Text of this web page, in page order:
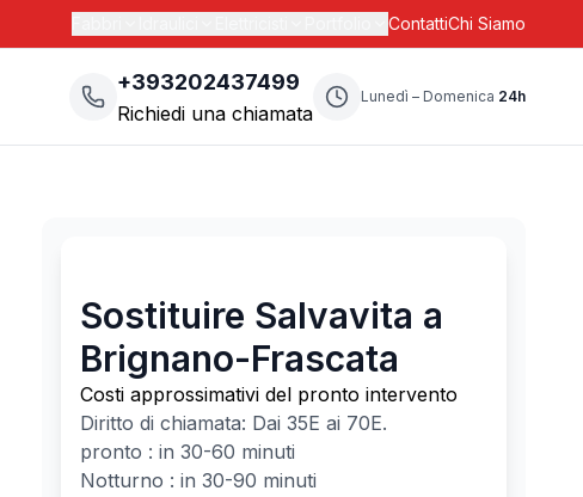
ContattiChi Siamo
+393202437499
Richiedi una chiamata
Lunedì – Domenica 24h
Sostituire Salvavita a
Brignano-Frascata
Costi approssimativi del pronto intervento
Diritto di chiamata: Dai 35E ai 70E.
pronto : in 30-60 minuti
Notturno : in 30-90 minuti